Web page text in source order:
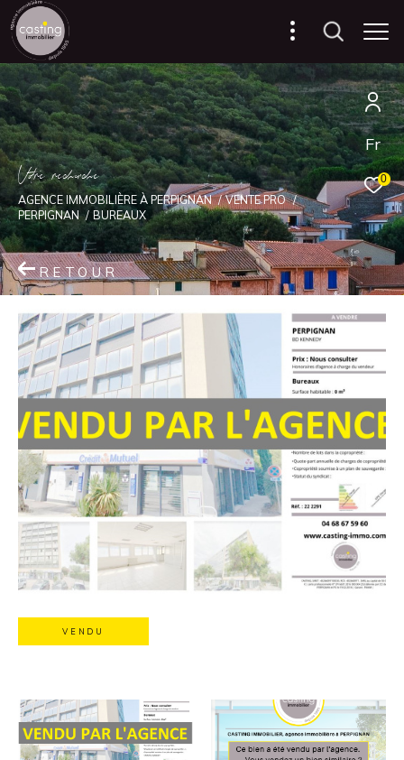
Fr
0
Vore recece
AGENCE IMMOBILIÈRE À PERPIGNAN
VENTE PRO
PERPIGNAN
BUREAUX
RETOUR
VENDU